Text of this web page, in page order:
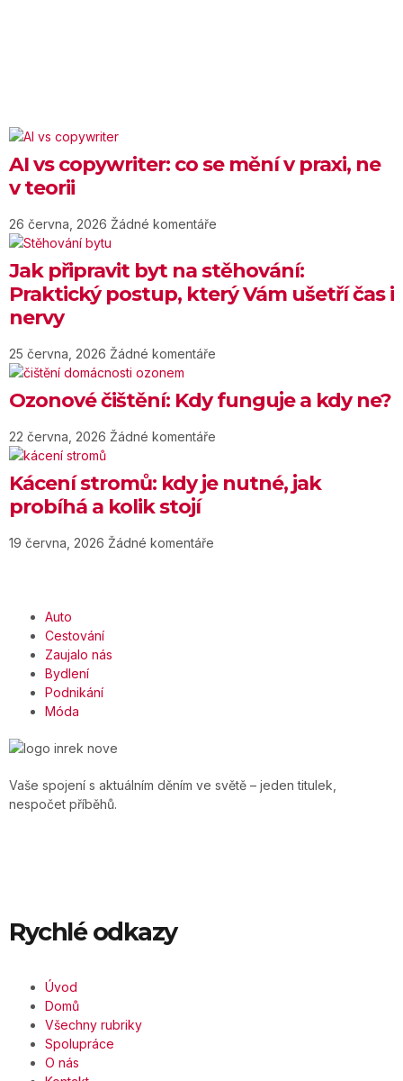
AI vs copywriter: co se mění v praxi, ne
v teorii
26 června, 2026 Žádné komentáře
Jak připravit byt na stěhování:
Praktický postup, který Vám ušetří čas i
nervy
25 června, 2026 Žádné komentáře
Ozonové čištění: Kdy funguje a kdy ne?
22 června, 2026 Žádné komentáře
Kácení stromů: kdy je nutné, jak
probíhá a kolik stojí
19 června, 2026 Žádné komentáře
Auto
Cestování
Zaujalo nás
Bydlení
Podnikání
Móda
Vaše spojení s aktuálním děním ve světě – jeden titulek,
nespočet příběhů.
Rychlé odkazy
Úvod
Domů
Všechny rubriky
Spolupráce
O nás